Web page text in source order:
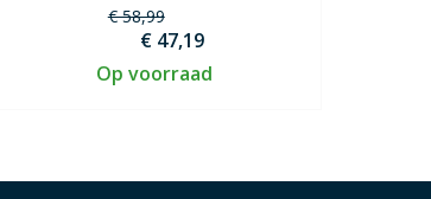
€ 58,99
€ 47,19
Op voorraad